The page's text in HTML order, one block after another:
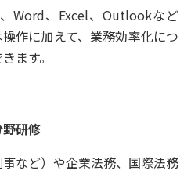
Word、Excel、Outlookなど
作に加えて、業務効率化につ
ます。
研修
など）や企業法務、国際法務